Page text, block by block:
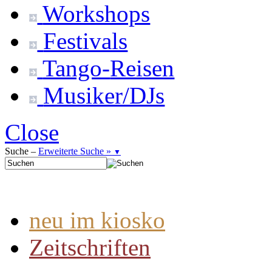
Workshops
Festivals
Tango-Reisen
Musiker/DJs
Close
Suche – Erweiterte Suche » ▼
neu im kiosko
Zeitschriften